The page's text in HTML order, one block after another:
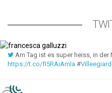
Am Tag ist es super heiss, in der
https://t.co/fI5RAiAmla #